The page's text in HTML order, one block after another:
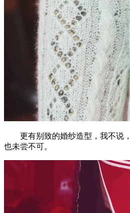
更有别致的婚纱造型，我不说
也未尝不可。